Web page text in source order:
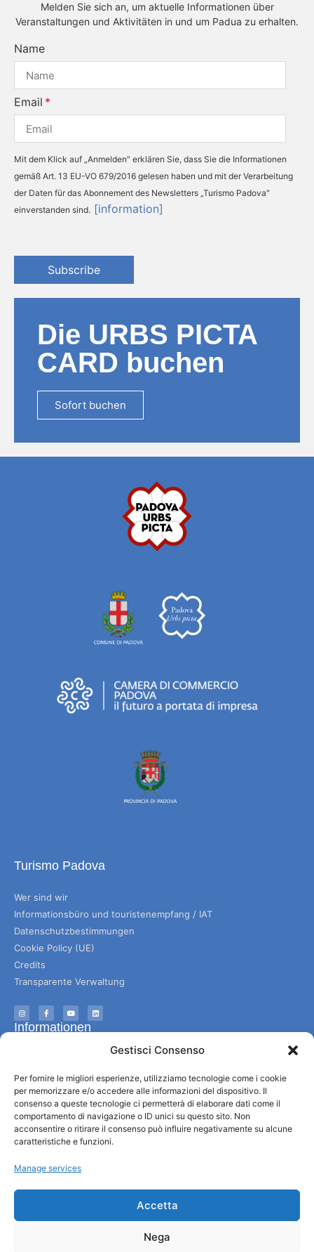
Gestisci Consenso
Per fornire le migliori esperienze, utilizziamo tecnologie come i cookie
per memorizzare e/o accedere alle informazioni del dispositivo. Il
consenso a queste tecnologie ci permetterà di elaborare dati come il
comportamento di navigazione o ID unici su questo sito. Non
acconsentire o ritirare il consenso può influire negativamente su alcune
caratteristiche e funzioni.
Manage services
Accetta
Nega
Melden Sie sich an, um aktuelle Informationen über
Veranstaltungen und Aktivitäten in und um Padua zu erhalten.
Name
Email
Mit dem Klick auf „Anmelden" erklären Sie, dass Sie die Informationen
gemäß Art. 13 EU-VO 679/2016 gelesen haben und mit der Verarbeitung
der Daten für das Abonnement des Newsletters „Turismo Padova"
einverstanden sind. [information]
Subscribe
Die URBS PICTA
CARD buchen
Sofort buchen
Turismo Padova
Wer sind wir
Informationsbüro und touristenempfang / IAT
Datenschutzbestimmungen
Cookie Policy (UE)
Credits
Transparente Verwaltung
Informationen
Nützliche Dienstleistungen
Broschüren herunterladen